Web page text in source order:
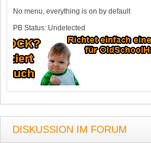
No menu, everything is on by default
PB Status: Undetected
DISKUSSION IM FORUM